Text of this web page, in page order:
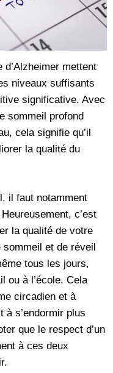
mettent
niveaux suffisants
significative. Avec
sommeil profond
cela signifie qu’il
la qualité du
il faut notamment
c’est
la qualité de votre
et de réveil
tous les jours,
ou à l’école. Cela
circadien et à
à s’endormir plus
que le respect d’un
à ces deux